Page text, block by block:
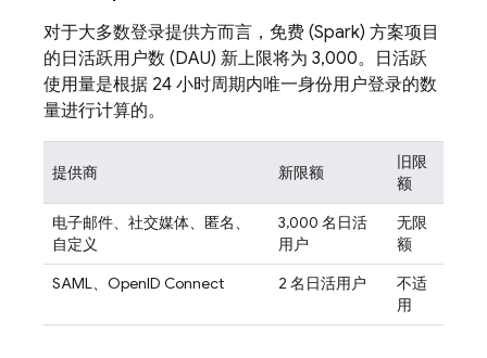
对于大多数登录提供方而言，免费 (Spark) 方案项目
的日活跃用户数 (DAU) 新上限将为 3,000。日活跃
使用量是根据 24 小时周期内唯一身份用户登录的数
量进行计算的。
提供商 新限额
旧限
额
电子邮件、社交媒体、匿名、
自定义
3,000 名日活
用户
无限
额
SAML、OpenID Connect
2 名日活用户
不适
用